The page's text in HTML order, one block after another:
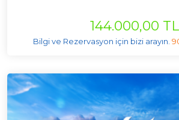
144.000,00 TL
Bilgi ve Rezervasyon için bizi arayın.